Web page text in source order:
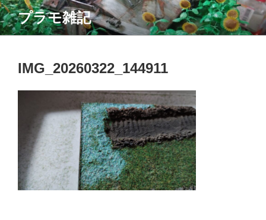
コ
ン
テ
プラモ雑記
IMG_20260322_144911